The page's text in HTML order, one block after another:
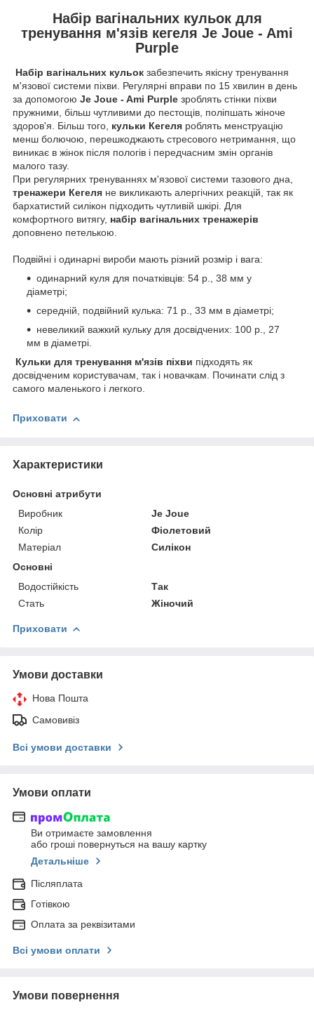
Набір вагінальних кульок для
тренування м'язів кегеля Je Joue - Ami
Purple
Набір вагінальних кульок забезпечить якісну тренування
м'язової системи піхви. Регулярні вправи по 15 хвилин в день
за допомогою Je Joue - Ami Purple зроблять стінки піхви
пружними, більш чутливими до пестощів, поліпшать жіноче
здоров'я. Більш того, кульки Кегеля роблять менструацію
менш болючою, перешкоджають стресового нетримання, що
виникає в жінок після пологів і передчасним змін органів
малого тазу.
При регулярних тренуваннях м'язової системи тазового дна,
тренажери Кегеля не викликають алергічних реакцій, так як
бархатистий силікон підходить чутливій шкірі. Для
комфортного витягу, набір вагінальних тренажерів
доповнено петелькою.
Подвійні і одинарні вироби мають різний розмір і вага:
одинарний куля для початківців: 54 р., 38 мм у
діаметрі;
середній, подвійний кулька: 71 р., 33 мм в діаметрі;
невеликий важкий кульку для досвідчених: 100 р., 27
мм в діаметрі.
Кульки для тренування м'язів піхви підходять як
досвідченим користувачам, так і новачкам. Починати слід з
самого маленького і легкого.
Приховати
Характеристики
Основні атрибути
Виробник
Je Joue
Колір
Фіолетовий
Матеріал
Силікон
Основні
Водостійкість
Так
Стать
Жіночий
Приховати
Умови доставки
Нова Пошта
Самовивіз
Всі умови доставки
Умови оплати
Ви отримаєте замовлення
або гроші повернуться на вашу картку
Детальніше
Післяплата
Готівкою
Оплата за реквізитами
Всі умови оплати
Умови повернення